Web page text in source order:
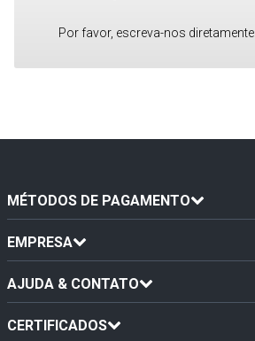
Por favor, escreva-nos diretamente.
MÉTODOS DE PAGAMENTO
EMPRESA
AJUDA & CONTATO
CERTIFICADOS